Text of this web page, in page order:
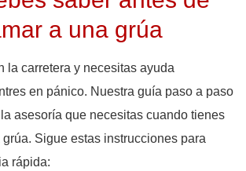
a una grúa
la carretera y necesitas ayuda
en pánico. Nuestra guía paso a paso
asesoría que necesitas cuando tienes
Sigue estas instrucciones para
rápida: